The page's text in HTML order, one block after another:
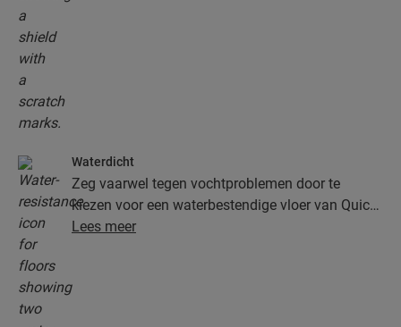
Waterdicht
Zeg vaarwel tegen vochtproblemen door te
kiezen voor een waterbestendige vloer van Quick-
Step. Deze vloeren zien er niet alleen uitzonderlijk
gemakkelijker dan ooit verloopt!
Lees meer